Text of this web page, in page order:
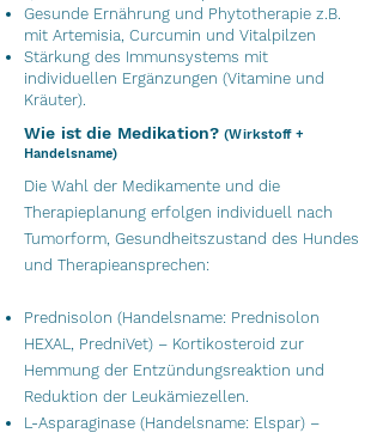
Gesunde Ernährung und Phytotherapie z.B.
mit Artemisia, Curcumin und Vitalpilzen
Stärkung des Immunsystems mit
individuellen Ergänzungen (Vitamine und
Kräuter).
Wie ist die Medikation?(Wirkstoff +
Handelsname)
Die Wahl der Medikamente und die
Therapieplanung erfolgen individuell nach
Tumorform, Gesundheitszustand des Hundes
und Therapieansprechen:
Prednisolon (Handelsname: Prednisolon
HEXAL, PredniVet) – Kortikosteroid zur
Hemmung der Entzündungsreaktion und
Reduktion der Leukämiezellen.
L-Asparaginase (Handelsname: Elspar) –